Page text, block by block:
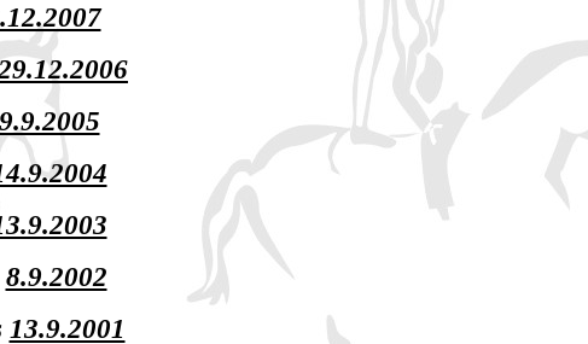
9.9.2005
8.9.2002
13.9.2001